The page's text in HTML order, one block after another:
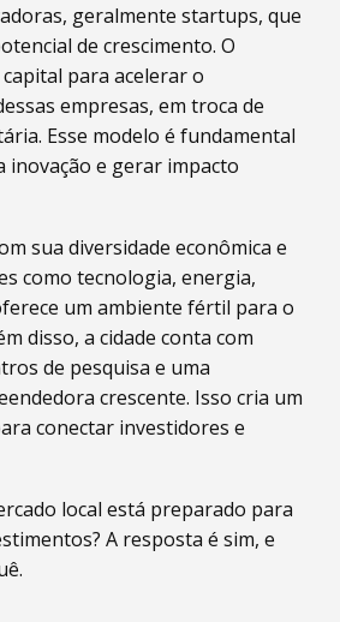
geralmente startups, que
de crescimento. O
para acelerar o
empresas, em troca de
Esse modelo é fundamental
inovação e gerar impacto
sua diversidade econômica e
como tecnologia, energia,
um ambiente fértil para o
disso, a cidade conta com
de pesquisa e uma
crescente. Isso cria um
conectar investidores e
local está preparado para
A resposta é sim, e